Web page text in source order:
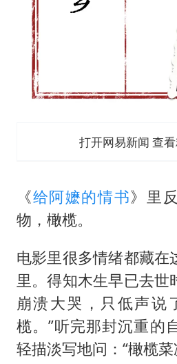
打开网易新闻 查
《给阿嬷的情书》里
物，橄榄。
电影里很多情绪都藏在
里。得知木生早已去世
崩溃大哭，只低声说
榄。”听完那封沉重的
轻描淡写地问：“橄榄